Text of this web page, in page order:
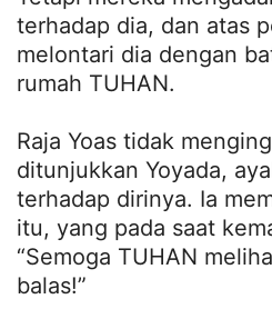
terhadap dia, dan atas
melontari dia dengan
rumah TUHAN.
Raja Yoas tidak
ditunjukkan Yoyada,
terhadap dirinya. Ia
itu, yang pada saat
“Semoga TUHAN
balas!”